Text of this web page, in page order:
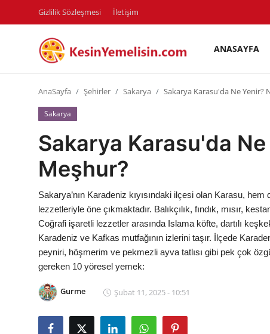
Gizlilik Sözleşmesi İletişim
ANASAYFA
Diyet & Sağlıklı Beslenme
Şehirler
Helal Gıda & Dini Hükümler
Gıda Güvenliği & Bilimi
Kalori & Diyet Rehberi
AnaSayfa Şehirler Sakarya Sakarya Karasu'da Ne Yenir?
Sakarya
Sakarya Karasu'da
Meşhur?
Sakarya’nın Karadeniz kıyısındaki ilçesi olan Karasu,
lezzetleriyle öne çıkmaktadır. Balıkçılık, fındık, mısır,
Coğrafi işaretli lezzetler arasında Islama köfte, dartılı
Karadeniz ve Kafkas mutfağının izlerini taşır. İlçede
peyniri, höşmerim ve pekmezli ayva tatlısı gibi pek çok
gereken 10 yöresel yemek:
Gurme Şubat 11, 2025 - 10:51